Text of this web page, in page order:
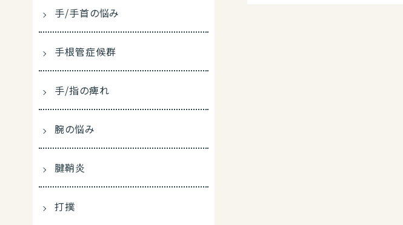
手/手首の悩み
手根管症候群
手/指の痺れ
腕の悩み
腱鞘炎
打撲